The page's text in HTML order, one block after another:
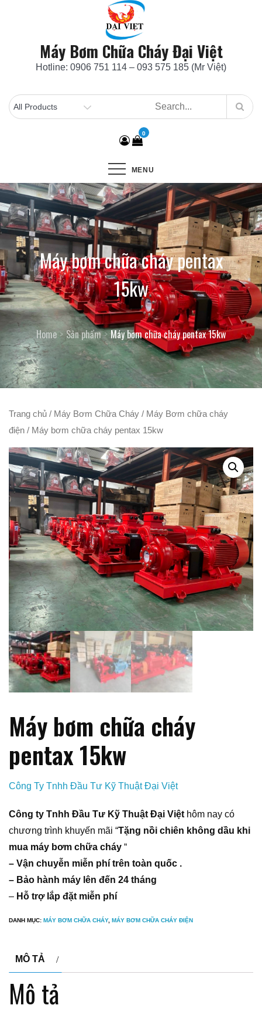
Máy Bơm Chữa Cháy Đại Việt
Hotline: 0906 751 114 – 093 575 185 (Mr Việt)
0
MENU
Máy bơm chữa cháy pentax
15kw
Home Sản phẩm Máy bơm chữa cháy pentax 15kw
Trang chủ / Máy Bơm Chữa Cháy / Máy Bơm chữa cháy
điện / Máy bơm chữa cháy pentax 15kw
Máy bơm chữa cháy
pentax 15kw
Công Ty Tnhh Đầu Tư Kỹ Thuật Đại Việt
Công ty Tnhh Đầu Tư Kỹ Thuật Đại Việt hôm nay có
chương trình khuyến mãi “Tặng nồi chiên không dầu khi
mua máy bơm chữa cháy “
– Vận chuyễn miễn phí trên toàn quốc .
– Bảo hành máy lên đến 24 tháng
– Hỗ trợ lắp đặt miễn phí
DANH MỤC: MÁY BƠM CHỮA CHÁY, MÁY BƠM CHỮA CHÁY ĐIỆN
MÔ TẢ
Mô tả